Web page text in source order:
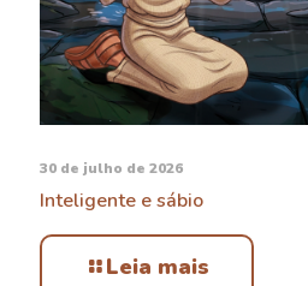
30 de julho de 2026
Inteligente e sábio
Leia mais